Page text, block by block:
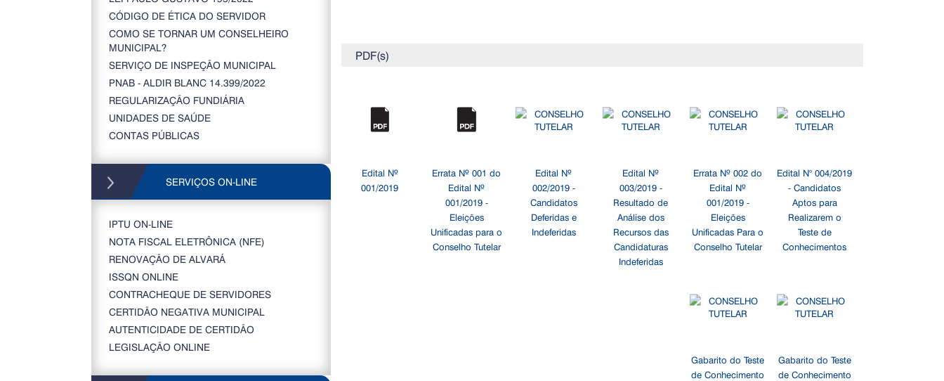
CÓDIGO DE ÉTICA DO SERVIDOR
COMO SE TORNAR UM CONSELHEIRO
MUNICIPAL?
SERVIÇO DE INSPEÇÃO MUNICIPAL
PNAB - ALDIR BLANC 14.399/2022
REGULARIZAÇÃO FUNDIÁRIA
UNIDADES DE SAÚDE
CONTAS PÚBLICAS
SERVIÇOS ON-LINE
IPTU ON-LINE
NOTA FISCAL ELETRÔNICA (NFE)
RENOVAÇÃO DE ALVARÁ
ISSQN ONLINE
CONTRACHEQUE DE SERVIDORES
CERTIDÃO NEGATIVA MUNICIPAL
AUTENTICIDADE DE CERTIDÃO
LEGISLAÇÃO ONLINE
PDF(s)
Edital Nº
001/2019
Errata Nº 001 do
Edital Nº
001/2019 -
Eleições
Unificadas para o
Conselho Tutelar
Edital Nº
002/2019 -
Candidatos
Deferidas e
Indeferidas
Edital Nº
003/2019 -
Resultado de
Análise dos
Recursos das
Candidaturas
Indeferidas
Errata Nº 002 do
Edital Nº
001/2019 -
Eleições
Unificadas Para o
Conselho Tutelar
Edital N° 004/2019
- Candidatos
Aptos para
Realizarem o
Teste de
Conhecimentos
Gabarito do Teste
de Conhecimento
Gabarito do Teste
de Conhecimento